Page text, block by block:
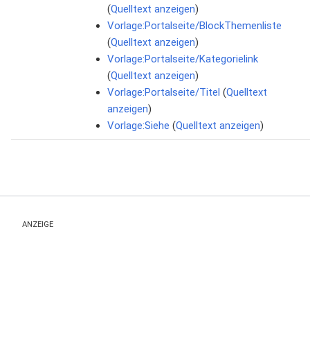
(Quelltext anzeigen)
Vorlage:Portalseite/BlockThemenliste
(Quelltext anzeigen)
Vorlage:Portalseite/Kategorielink
(Quelltext anzeigen)
Vorlage:Portalseite/Titel (Quelltext
anzeigen)
Vorlage:Siehe (Quelltext anzeigen)
ANZEIGE